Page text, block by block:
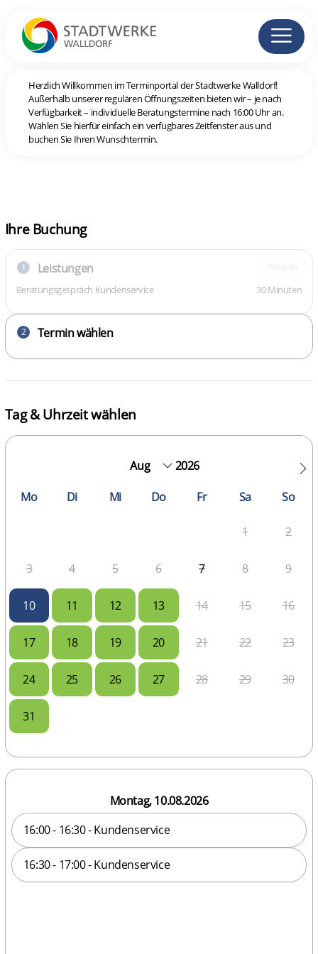
Herzlich Willkommen im Terminportal der Stadtwerke Walldorf!
Außerhalb unserer regulären Öffnungszeiten bieten wir – je nach
Verfügbarkeit – individuelle Beratungstermine nach 16:00 Uhr an.
Wählen Sie hierfür einfach ein verfügbares Zeitfenster aus und
buchen Sie Ihren Wunschtermin.
Tag & Uhrzeit wählen
2026
Mo
Di Mi Do Fr Sa So
1 2
3 4 5 6 7 8 9
10 11 12 13 14 15 16
17 18 19 20 21 22 23
24 25 26 27 28 29 30
31
Montag, 10.08.2026
16:00 - 16:30 - Kundenservice
16:30 - 17:00 - Kundenservice
Ihre Buchung
1 Leistungen
Beratungsgespräch Kundenservice 30 Minuten
2 Termin wählen